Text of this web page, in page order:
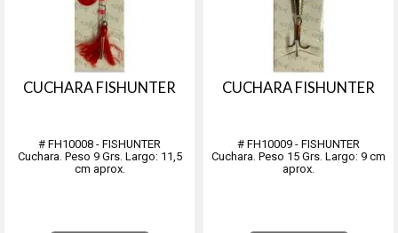
CUCHARA FISHUNTER
# FH10008 - FISHUNTER
Cuchara. Peso 9 Grs. Largo: 11,5
cm aprox.
CUCHARA FISHUNTER
# FH10009 - FISHUNTER
Cuchara. Peso 15 Grs. Largo: 9 cm
aprox.